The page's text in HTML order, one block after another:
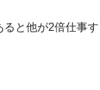
と他が2倍仕事